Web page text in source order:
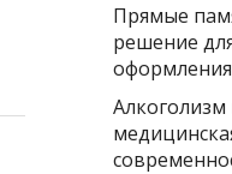
Прямые
решение
Алкоголизм